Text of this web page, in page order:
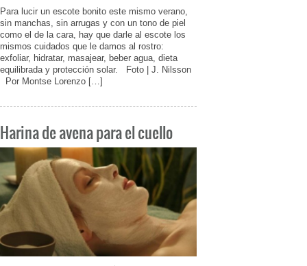
Para lucir un escote bonito este mismo verano,
sin manchas, sin arrugas y con un tono de piel
como el de la cara, hay que darle al escote los
mismos cuidados que le damos al rostro:
exfoliar, hidratar, masajear, beber agua, dieta
equilibrada y protección solar. Foto | J. Nilsson
Por Montse Lorenzo […]
Harina de avena para el cuello